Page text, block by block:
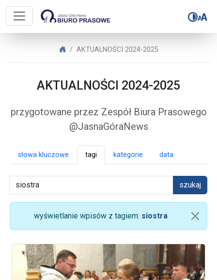
Biuro Prasowe Jasnej Góry –
Biuro Prasowe Jasnej Góry
AKTUALNOŚCI 2024-2025
AKTUALNOŚCI 2024-2025
przygotowane przez Zespół Biura Prasowego
@JasnaGóraNews
słowa kluczowe tagi kategorie data
szukaj
wyświetlanie wpisów z tagiem: siostra